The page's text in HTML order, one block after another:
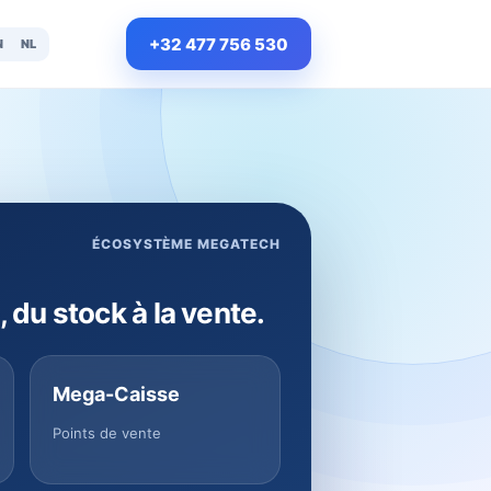
NL +32 477 756 530
ÉCOSYSTÈME MEGATECH
du stock à la vente.
Mega-Caisse
Points de vente